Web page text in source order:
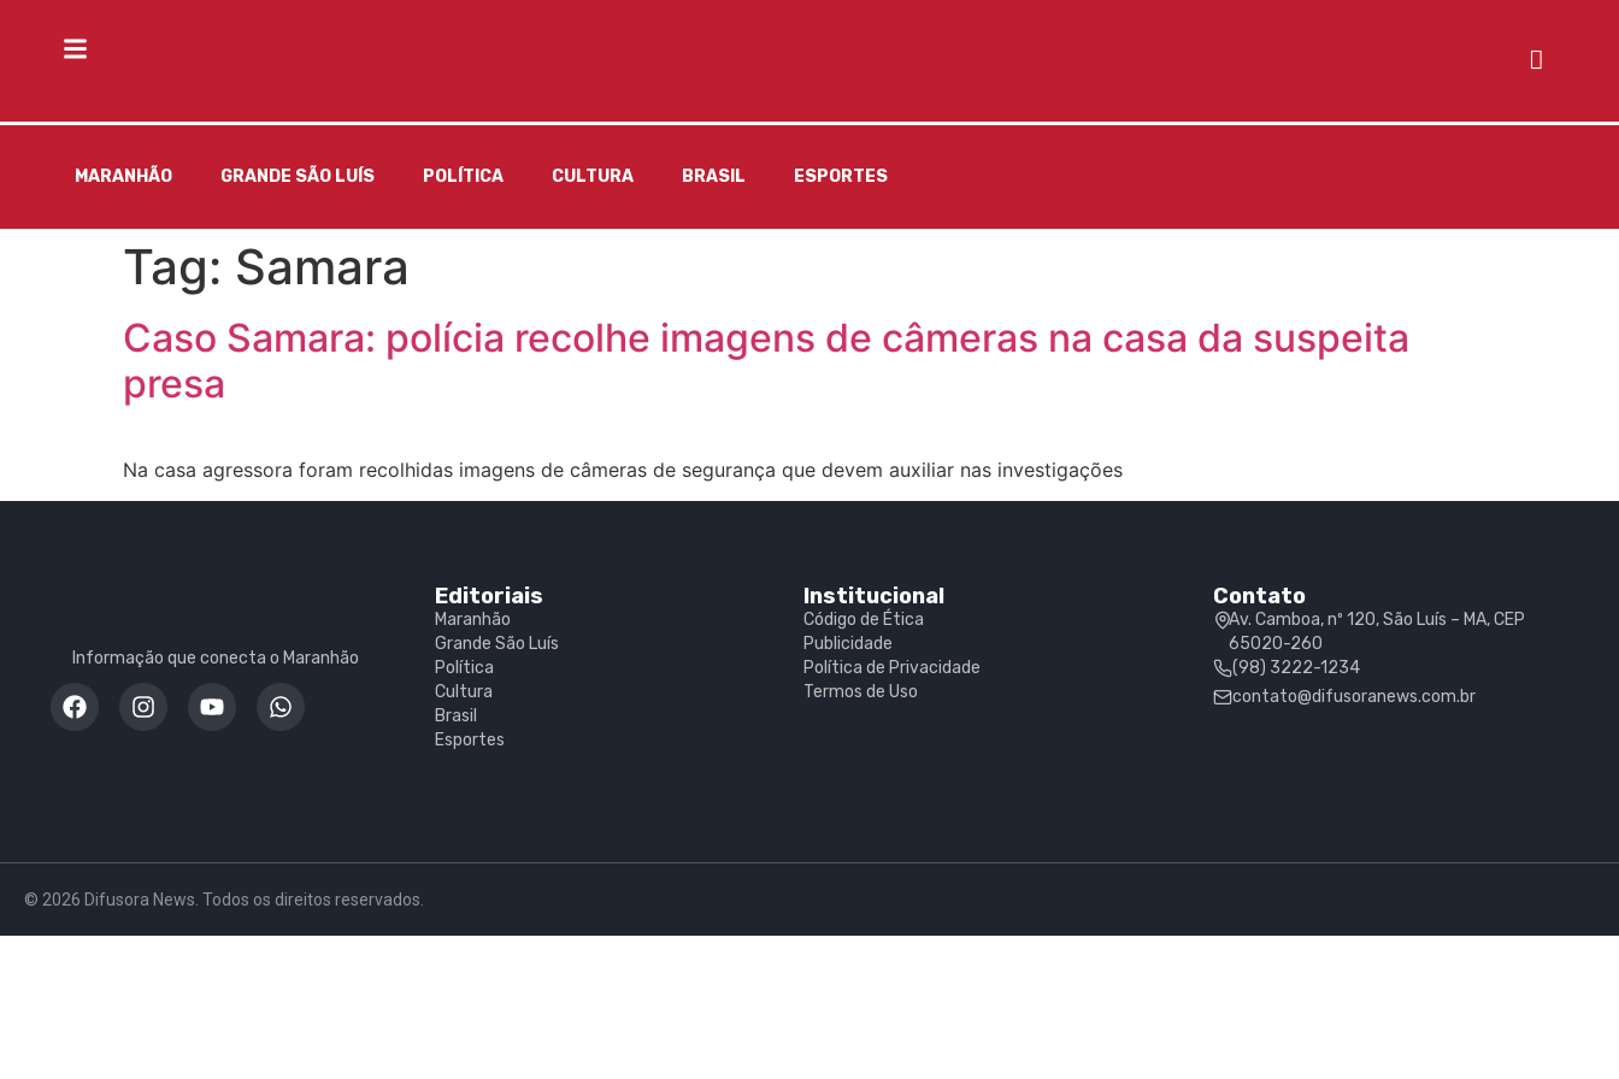
MARANHÃO GRANDE SÃO LUÍS POLÍTICA CULTURA BRASIL ESPORTES
Tag: Samara
Caso Samara: polícia recolhe imagens de câmeras na casa da suspeita
presa
Na casa agressora foram recolhidas imagens de câmeras de segurança que devem auxiliar nas investigações
Informação que conecta o Maranhão
Editoriais
Maranhão
Grande São Luís
Política
Cultura
Brasil
Esportes
Institucional
Código de Ética
Publicidade
Política de Privacidade
Termos de Uso
Contato
Av. Camboa, nº 120, São Luís – MA, CEP
65020-260
(98) 3222-1234
contato@difusoranews.com.br
© 2026 Difusora News. Todos os direitos reservados.